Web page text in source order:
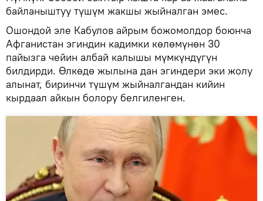
байланыштуу түшүм жакшы жыйналган эмес.
Ошондой эле Кабулов айрым божомолдор боюнча
Афганистан эгиндин кадимки көлөмүнөн 30
пайызга чейин албай калышы мүмкүндүгүн
билдирди. Өлкөдө жылына дан эгиндери эки жолу
алынат, биринчи түшүм жыйналгандан кийин
кырдаал айкын болору белгиленген.